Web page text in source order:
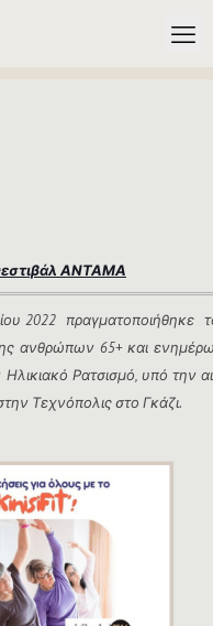
ΑΝΤΑΜΑ
2022 πραγματοποιήθηκε
ανθρώπων 65+ και
Ρατσισμό, υπό την
Τεχνόπολις στο Γκάζι.